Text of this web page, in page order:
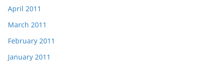
April 2011
March 2011
February 2011
January 2011